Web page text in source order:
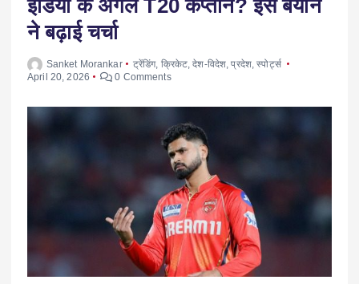
इंडिया के अगले T20 कप्तान? इस बयान
ने बढ़ाई चर्चा
Sanket Morankar ट्रेंडिंग, क्रिकेट ,देश-विदेश ,प्रदेश ,स्पोर्ट्स
April 20, 2026
0 Comments